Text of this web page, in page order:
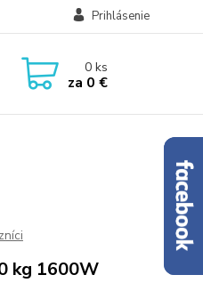
Prihlásenie
0ks
za 0 €
kg 1600W